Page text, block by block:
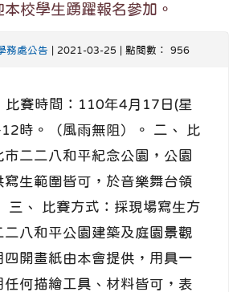
校學生踴躍報名參加。
務處公告 | 2021-03-25 | 點閱數： 956
賽時間：110年4月17日(星
時。（風雨無阻）。 二、 比
市二二八和平紀念公園，公園
寫生範圍皆可，於音樂舞台領
三、 比賽方式：採現場寫生方
二八和平公園建築及庭園景觀
四開畫紙由本會提供，用具一
任何描繪工具、材料皆可，表